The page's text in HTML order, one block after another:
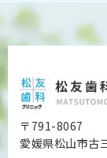
〒791-8067
愛媛県松山市古